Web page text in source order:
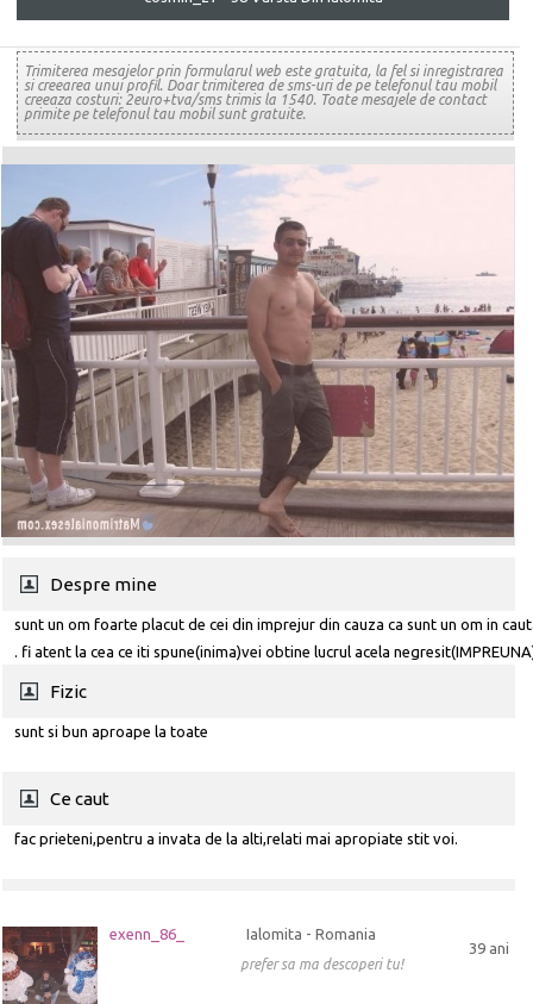
Trimiterea mesajelor prin formularul web este gratuita, la fel si inregistrarea
si creearea unui profil. Doar trimiterea de sms-uri de pe telefonul tau mobil
creeaza costuri: 2euro+tva/sms trimis la 1540. Toate mesajele de contact
primite pe telefonul tau mobil sunt gratuite.
Despre mine
sunt un om foarte placut de cei din imprejur din cauza ca sunt un om in
. fi atent la cea ce iti spune(inima)vei obtine lucrul acela
Fizic
sunt si bun aproape la toate
Ce caut
fac prieteni,pentru a invata de la alti,relati mai apropiate stit voi.
exenn_86_
39 ani
Ialomita - Romania
prefer sa ma descoperi tu!